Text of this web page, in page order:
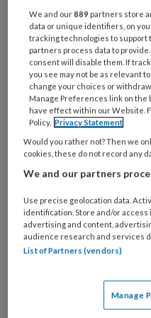
professionals genieten
chaos die de
Anderen kijken er
deze
4 NOVEMBER 2025
We and our889 partners store
data or unique identifiers, on
tracking technologies to
partners process data to
consent will disable them. If
you see may not be as relevant
change your choices or
Manage Preferences link on the
have effect within our Website.
Policy. Privacy Statement
Would you rather not? Then we
cookies, these do not record any
We and our partners
Use precise geolocation data.
identification. Store and/or
advertising and content,
audience research and services
List of Partners (vendors)
Manage